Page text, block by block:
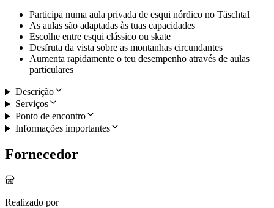
Participa numa aula privada de esqui nórdico no Täschtal
As aulas são adaptadas às tuas capacidades
Escolhe entre esqui clássico ou skate
Desfruta da vista sobre as montanhas circundantes
Aumenta rapidamente o teu desempenho através de aulas
particulares
Descrição
Serviços
Ponto de encontro
Informações importantes
Fornecedor
Realizado por